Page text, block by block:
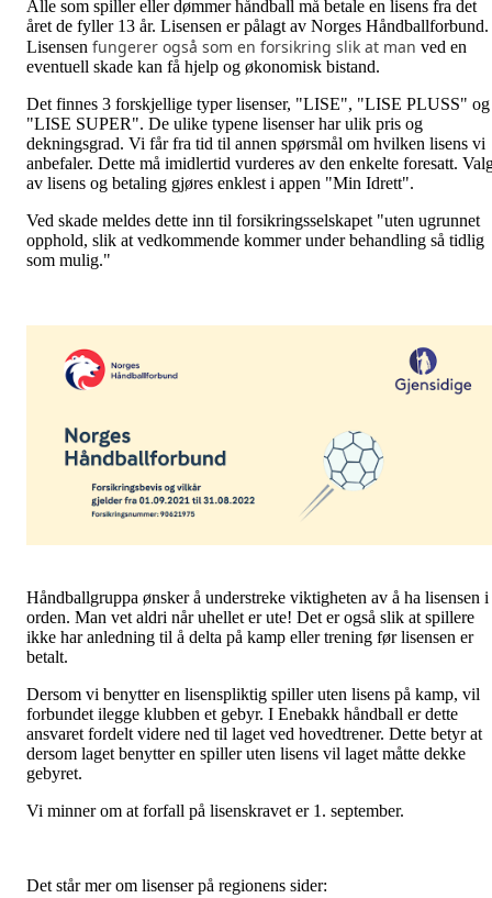
Alle som spiller eller dømmer håndball må betale en lisens fra det
året de fyller 13 år. Lisensen er pålagt av Norges Håndballforbund.
Lisensen fungerer også som en forsikring slik at man ved en
eventuell skade kan få hjelp og økonomisk bistand.
Det finnes 3 forskjellige typer lisenser, "LISE", "LISE PLUSS" og
"LISE SUPER". De ulike typene lisenser har ulik pris og
dekningsgrad. Vi får fra tid til annen spørsmål om hvilken lisens vi
anbefaler. Dette må imidlertid vurderes av den enkelte foresatt.
av lisens og betaling gjøres enklest i appen "Min Idrett".
Ved skade meldes dette inn til forsikringsselskapet "uten ugrunnet
opphold, slik at vedkommende kommer under behandling så tidlig
som mulig."
Håndballgruppa ønsker å understreke viktigheten av å ha lisensen i
orden. Man vet aldri når uhellet er ute! Det er også slik at spillere
ikke har anledning til å delta på kamp eller trening før lisensen er
betalt.
Dersom vi benytter en lisenspliktig spiller uten lisens på kamp, vil
forbundet ilegge klubben et gebyr. I Enebakk håndball er dette
ansvaret fordelt videre ned til laget ved hovedtrener. Dette betyr at
dersom laget benytter en spiller uten lisens vil laget måtte dekke
gebyret.
Vi minner om at forfall på lisenskravet er 1. september.
Det står mer om lisenser på regionens sider: